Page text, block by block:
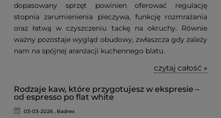
dopasowany sprzęt powinien oferować regulację
stopnia zarumienienia pieczywa, funkcję rozmrażania
oraz łatwą w czyszczeniu tackę na okruchy. Równie
ważny pozostaje wygląd obudowy, zwłaszcza gdy zależy
nam na spójnej aranżacji kuchennego blatu.
czytaj całość »
Rodzaje kaw, które przygotujesz w ekspresie –
od espresso po flat white
03-03-2026 , Badrex